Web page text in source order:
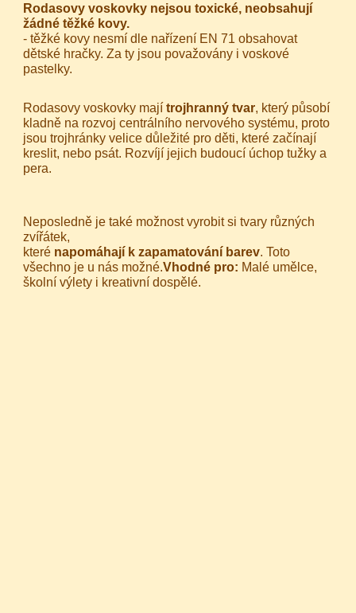
Rodasovy voskovky nejsou toxické, neobsahují
žádné těžké kovy.
- těžké kovy nesmí dle nařízení EN 71 obsahovat
dětské hračky. Za ty jsou považovány i voskové
pastelky.
Rodasovy voskovky majítrojhranný tvar, který působí
kladně na rozvoj centrálního nervového systému, proto
jsou trojhránky velice důležité pro děti, které začínají
kreslit, nebo psát. Rozvíjí jejich budoucí úchop tužky a
pera.
Neposledně je také možnost vyrobit si tvary různých
zvířátek,
které napomáhají k zapamatování barev. Toto
všechno je u nás možné.Vhodné pro: Malé umělce,
školní výlety i kreativní dospělé.